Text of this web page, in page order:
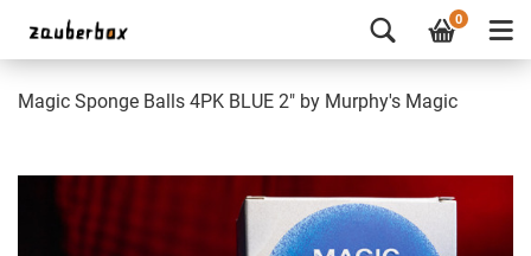
0
Magic Sponge Balls 4PK BLUE 2" by Murphy's Magic